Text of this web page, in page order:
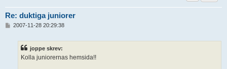
Re: duktiga juniorer
2007-11-28 20:29:38
joppe skrev:
Kolla juniorernas hemsida!!